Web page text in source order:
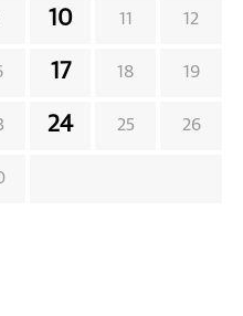
10 11 12
17 18 19
24 25 26